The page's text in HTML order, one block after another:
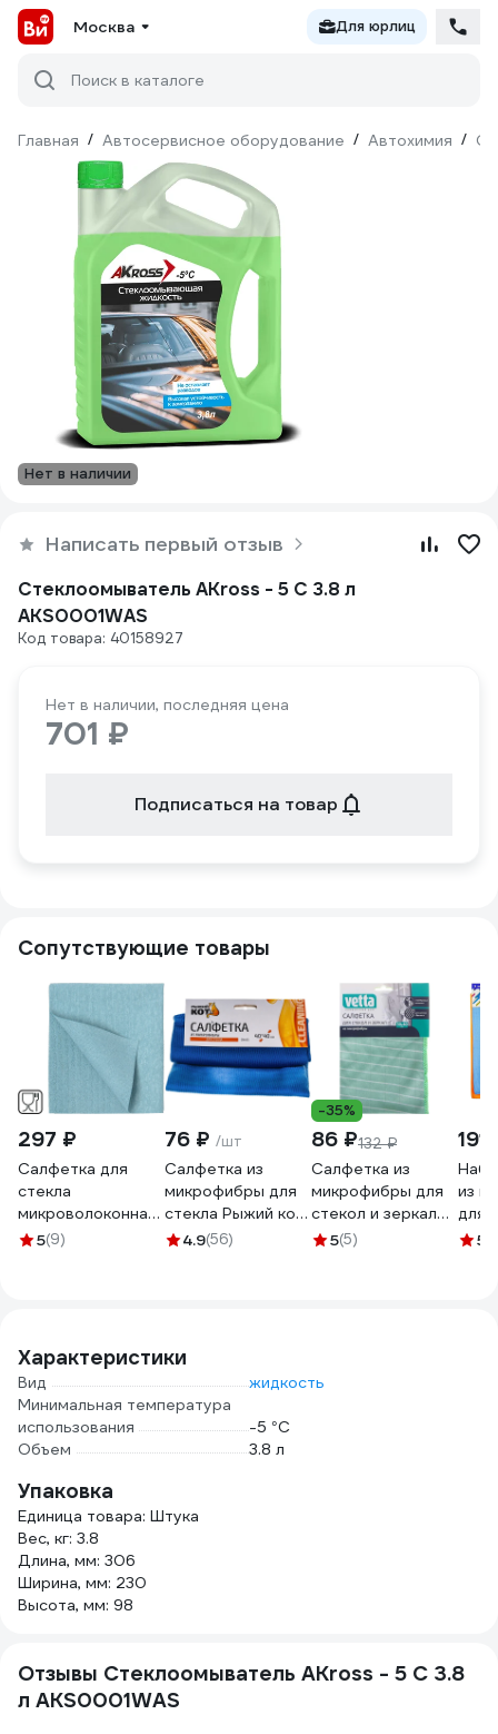
Москва Для юрлиц
Поиск в каталоге
Главная / Автосервисное оборудование / Автохимия /
Нет в наличии
Написать первый отзыв
Стеклоомыватель AKross - 5 С 3.8 л
AKS0001WAS
Код товара: 40158927
Нет в наличии, последняя цена
701 ₽
Подписаться на товар
Сопутствующие товары
297 ₽
Салфетка для
стекла
микроволоконная
ПУ HQ profiline
5(9)
76 ₽ /шт
Салфетка из
микрофибры для
стекла Рыжий кот
CM-05 40х40 см
4.9(56)
-35%
86 ₽132 ₽
Салфетка из
микрофибры для
стекол и зеркал
VETTA с
5(5)
191
из
для
5
Характеристики
Вид
жидкость
Минимальная температура
использования
-5 °С
Объем
3.8 л
Упаковка
Единица товара: Штука
Вес, кг: 3.8
Длина, мм: 306
Ширина, мм: 230
Высота, мм: 98
Отзывы Стеклоомыватель AKross - 5 С 3.8
л AKS0001WAS